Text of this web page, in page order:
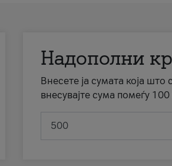
Надополни
Внесете ја сумата која
внесувајте сума помеѓу